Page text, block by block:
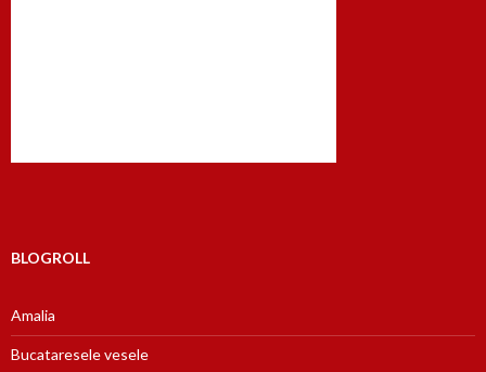
BLOGROLL
Amalia
Bucataresele vesele